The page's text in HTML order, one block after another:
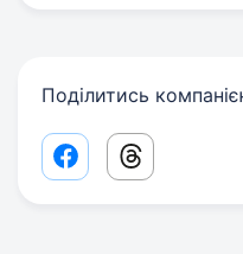
Поділитись
Facebook share link
Threads